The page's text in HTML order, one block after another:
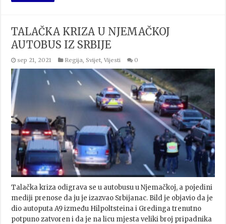
TALAČKA KRIZA U NJEMAČKOJ
AUTOBUS IZ SRBIJE
sep 21, 2021 Regija,Svijet,Vijesti 0
Talačka kriza odigrava se u autobusu u Njemačkoj, a pojedini
mediji prenose da ju je izazvao Srbijanac. Bild je objavio da je
dio autoputa A9 između Hilpoltsteina i Gredinga trenutno
potpuno zatvoren i da je na licu mjesta veliki broj pripadnika